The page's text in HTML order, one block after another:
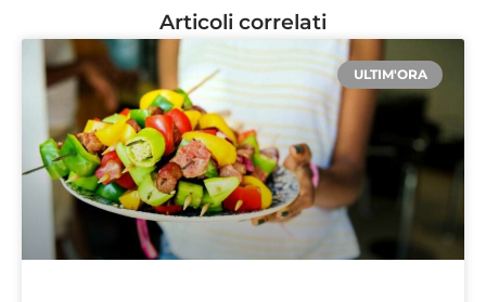
Articoli correlati
ULTIM'ORA